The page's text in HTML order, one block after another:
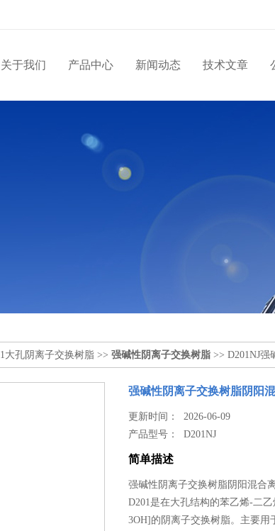
关于我们 产品中心 新闻动态 技术文章
大孔阴离子交换树脂 >> 强碱性阴离子交换树脂 >> D201NJ
强碱性阴离子交换树脂阴阳
更新时间： 2026-06-09
产品型号：D201NJ
简单描述
强碱性阴离子交换树脂阴阳混合
D201是在大孔结构的苯乙烯-二
3OH]的阴离子交换树脂。主要